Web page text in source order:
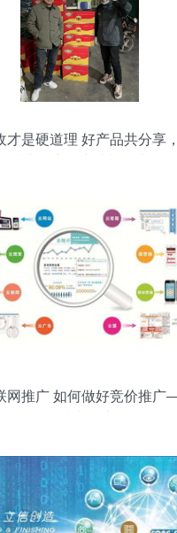
才是硬道理 好产品共分享
网推广 如何做好竞价推